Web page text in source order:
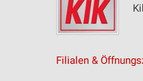
Filialen &